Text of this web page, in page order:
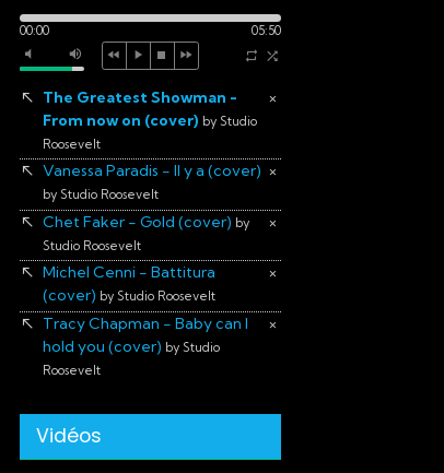
00:00 05:50
×
The Greatest Showman -
From now on (cover) by Studio
Roosevelt
×
Vanessa Paradis - Il y a (cover)
by Studio Roosevelt
×
Chet Faker - Gold (cover) by
Studio Roosevelt
×
Michel Cenni - Battitura
(cover) by Studio Roosevelt
×
Tracy Chapman - Baby can I
hold you (cover) by Studio
Roosevelt
Vidéos